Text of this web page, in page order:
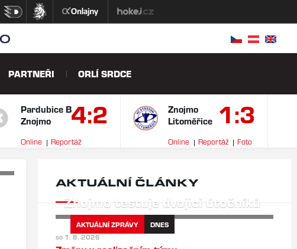
PARTNEŘI ORLÍ SRDCE
Pardubice B
Znojmo
4:2
Online
Reportáž
Znojmo
Litoměřice 1:3
Online Reportáž Foto
AKTUÁLNÍ ČLÁNKY
AKTUÁLNÍ ZPRÁVY DNES
Znojmo testuje dvojici útočníků
so 1. 8. 2026